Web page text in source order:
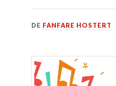
DE FANFARE HOSTERT